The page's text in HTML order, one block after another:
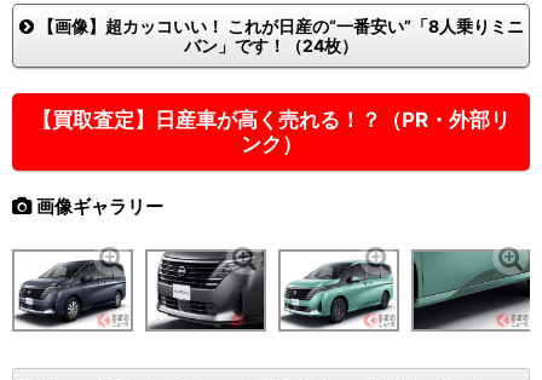
【画像】超カッコいい！ これが日産の“一番安い”「8人乗りミニ
バン」です！（24枚）
【買取査定】日産車が高く売れる！？（PR・外部リ
ンク）
画像ギャラリー